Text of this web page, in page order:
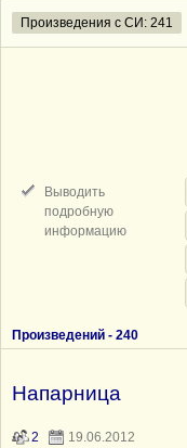
Произведения с СИ: 241
Выводить
подробную
информацию
Произведений - 240
Напарница
2 19.06.2012